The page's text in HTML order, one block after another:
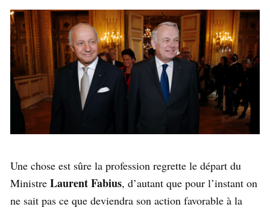
Une chose est sûre la profession regrette le départ du
Ministre Laurent Fabius, d’autant que pour l’instant on
ne sait pas ce que deviendra son action favorable à la